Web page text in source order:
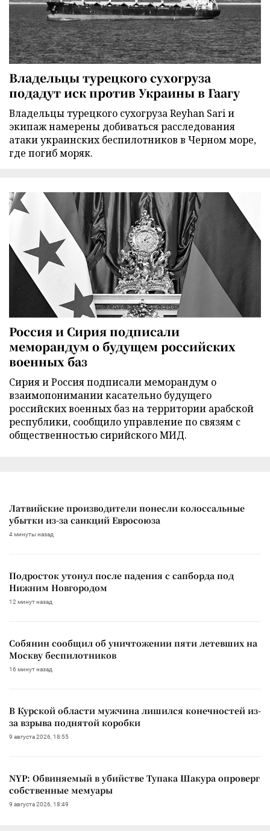
Владельцы турецкого сухогруза
подадут иск против Украины в Гаагу
Владельцы турецкого сухогруза Reyhan Sari и
экипаж намерены добиваться расследования
атаки украинских беспилотников в Черном море,
где погиб моряк.
Россия и Сирия подписали
меморандум о будущем российских
военных баз
Сирия и Россия подписали меморандум о
взаимопонимании касательно будущего
российских военных баз на территории арабской
республики, сообщило управление по связям с
общественностью сирийского МИД.
Латвийские производители понесли колоссальные
убытки из-за санкций Евросоюза
4 минуты назад
Подросток утонул после падения с сапборда под
Нижним Новгородом
12 минут назад
Собянин сообщил об уничтожении пяти летевших на
Москву беспилотников
16 минут назад
В Курской области мужчина лишился конечностей из-
за взрыва поднятой коробки
9 августа 2026, 18:55
NYP: Обвиняемый в убийстве Тупака Шакура опроверг
собственные мемуары
9 августа 2026, 18:49